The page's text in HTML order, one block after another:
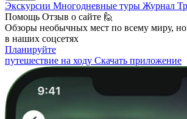
Экскурсии Многодневные туры Журнал
Помощь Отзыв о сайте 🙋
Обзоры необычных мест по всему миру,
в наших соцсетях
Планируйте
путешествие на ходу Скачать приложение